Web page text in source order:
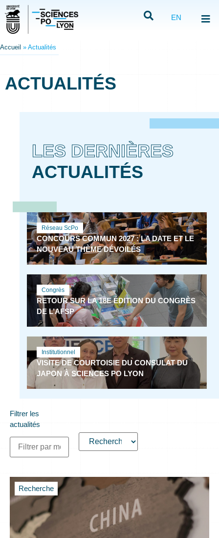
EN
Accueil » Actualités
ACTUALITÉS
LES DERNIÈRES
ACTUALITÉS
Réseau ScPo
CONCOURS COMMUN 2027 : LA DATE ET LE
NOUVEAU THÈME DÉVOILÉS
Congrès
RETOUR SUR LA 18E ÉDITION DU CONGRÈS
DE L’AFSP
Institutionnel
VISITE DE COURTOISIE DU CONSULAT DU
JAPON À SCIENCES PO LYON
Filtrer les
actualités
Recherche